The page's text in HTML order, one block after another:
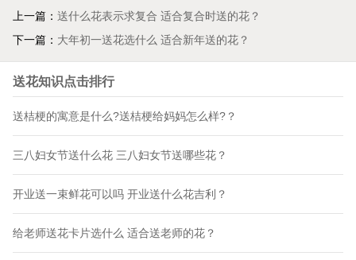
上一篇： 送什么花表示求复合 适合复合时送的花？
下一篇： 大年初一送花选什么 适合新年送的花？
送花知识点击排行
送桔梗的寓意是什么?送桔梗给妈妈怎么样?？
三八妇女节送什么花 三八妇女节送哪些花？
开业送一束鲜花可以吗 开业送什么花吉利？
给老师送花卡片选什么 适合送老师的花？